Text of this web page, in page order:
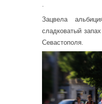
.
Зацвела
сладковатый
Севастополя.